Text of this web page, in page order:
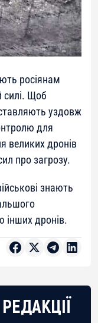
росіянам
силі. Щоб
уздовж
для
великих дронів
про загрозу.
знають
дронів.